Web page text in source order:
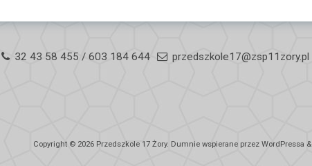
32 43 58 455 / 603 184 644 przedszkole17@zsp11zory.pl
Copyright © 2026 Przedszkole 17 Żory. Dumnie wspierane przez WordPressa &